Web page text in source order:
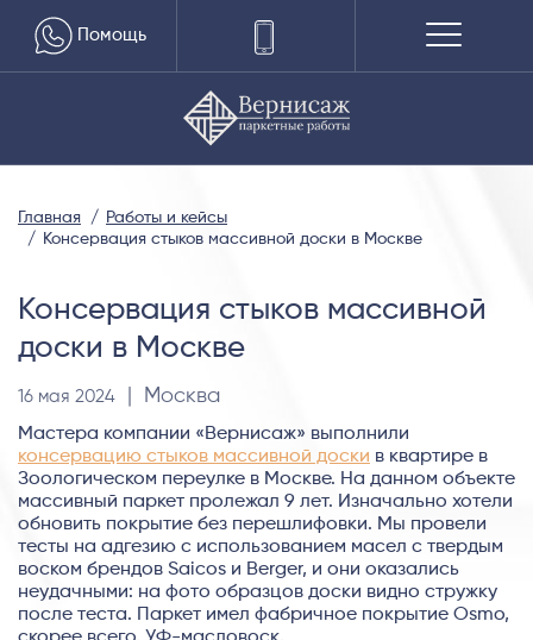
Помощь
Главная
Работы и кейсы
Консервация стыков массивной доски в Москве
Консервация стыков массивной
доски в Москве
16 мая 2024 | Москва
Мастера компании «Вернисаж» выполнили
консервацию стыков массивной доски в квартире в
Зоологическом переулке в Москве. На данном объекте
массивный паркет пролежал 9 лет. Изначально хотели
обновить покрытие без перешлифовки. Мы провели
тесты на адгезию с использованием масел с твердым
воском брендов Saicos и Berger, и они оказались
неудачными: на фото образцов доски видно стружку
после теста. Паркет имел фабричное покрытие Osmo,